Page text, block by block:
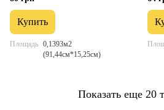
Купить
Площадь 0,1393м2
(91,44см*15,25см)
Показать еще 20